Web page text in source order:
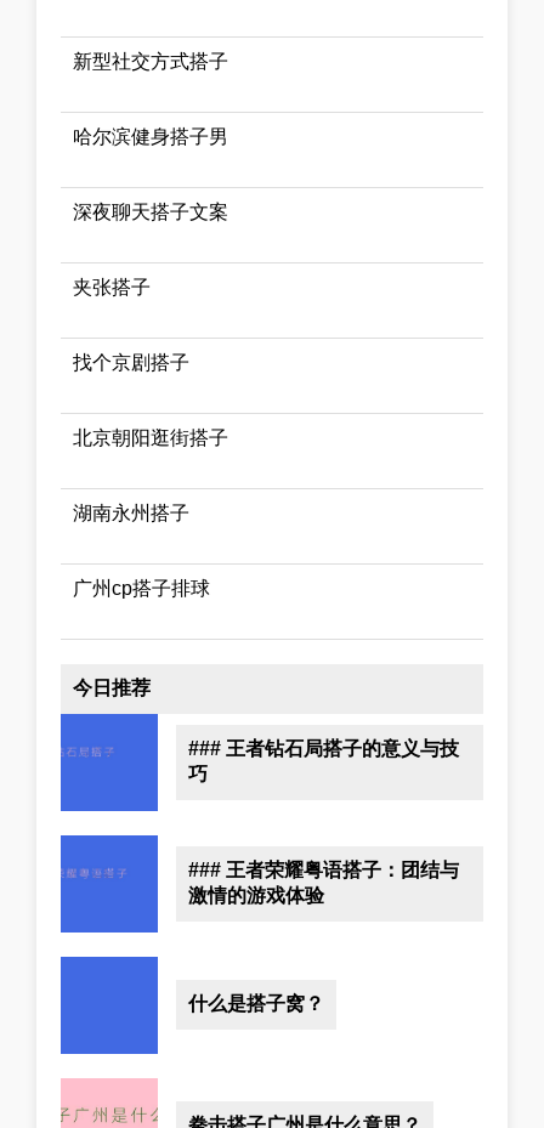
新型社交方式搭子
哈尔滨健身搭子男
深夜聊天搭子文案
夹张搭子
找个京剧搭子
北京朝阳逛街搭子
湖南永州搭子
广州cp搭子排球
今日推荐
### 王者钻石局搭子的意义与技
巧
### 王者荣耀粤语搭子：团结与
激情的游戏体验
什么是搭子窝？